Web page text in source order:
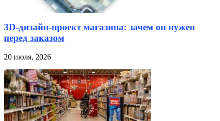
3D-дизайн-проект магазина: зачем он нужен
перед заказом
20 июля, 2026